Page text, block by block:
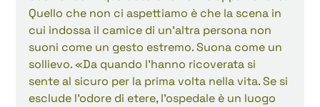
Quello che non ci aspettiamo è che la scena in
cui indossa il camice di un'altra persona non
suoni come un gesto estremo. Suona come un
sollievo. «Da quando l'hanno ricoverata si
sente al sicuro per la prima volta nella vita. Se si
esclude l'odore di etere, l'ospedale è un luogo